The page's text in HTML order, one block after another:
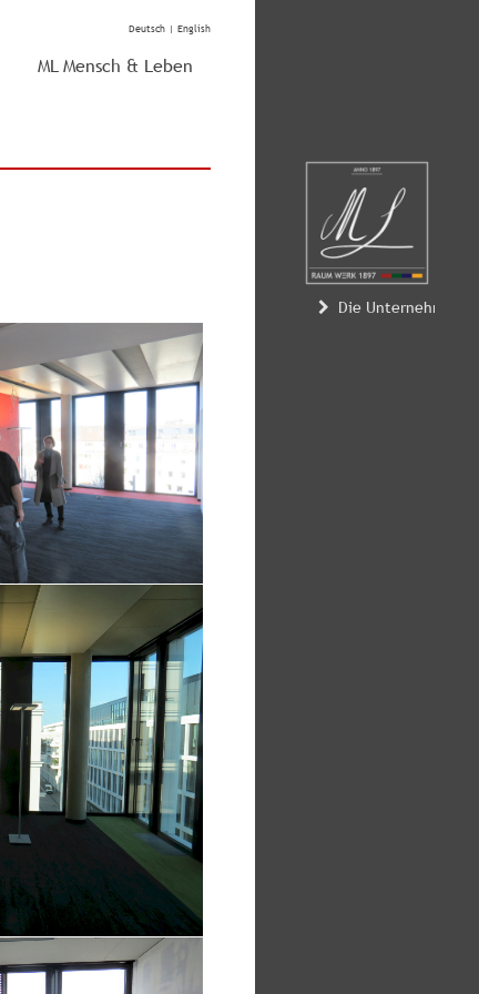
Deutsch |English
ML Mensch & Leben
Die Unternehmerin